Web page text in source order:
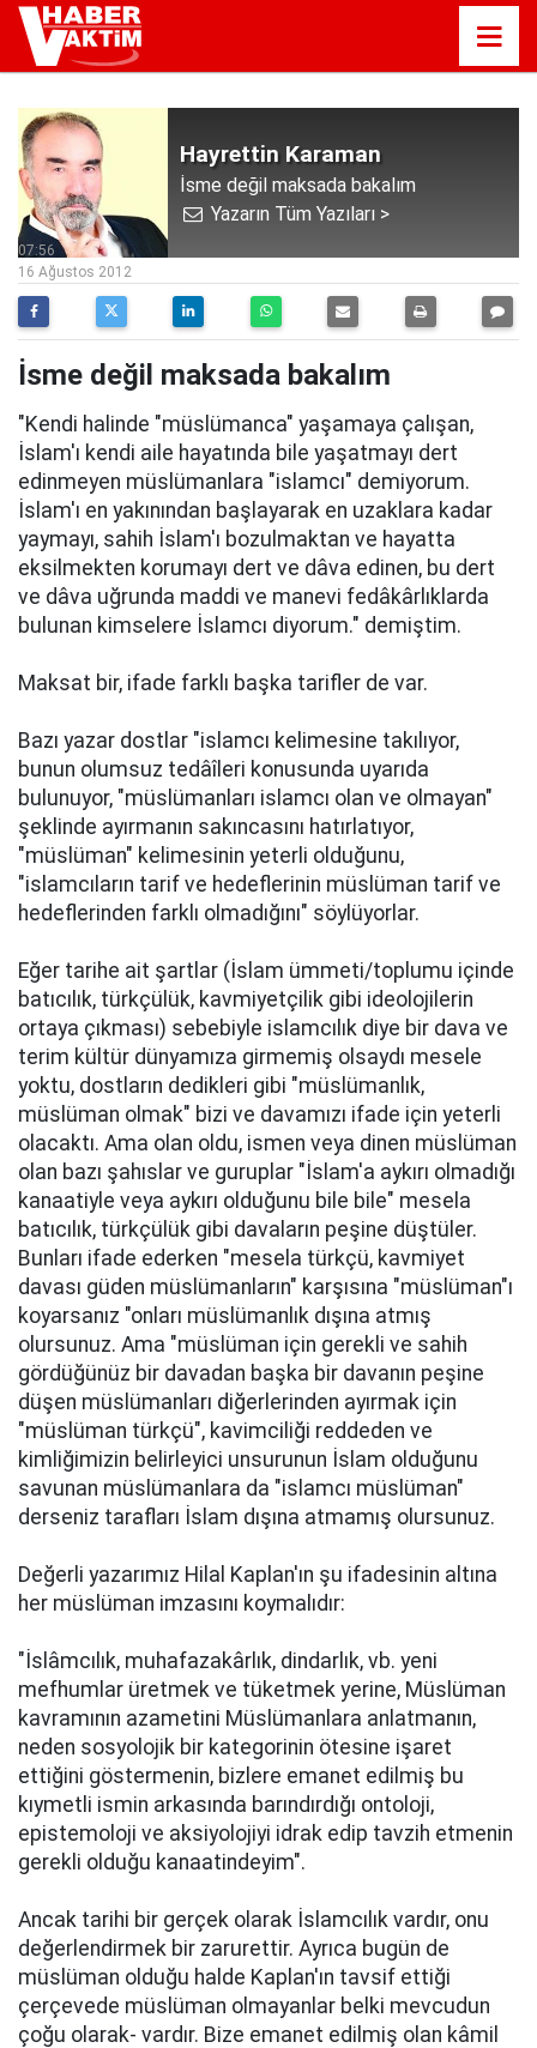
Hayrettin Karaman
İsme değil maksada bakalım
Yazarın Tüm Yazıları >
07:56
16 Ağustos 2012
İsme değil maksada bakalım
"Kendi halinde "müslümanca" yaşamaya çalışan,
İslam'ı kendi aile hayatında bile yaşatmayı dert
edinmeyen müslümanlara "islamcı" demiyorum.
İslam'ı en yakınından başlayarak en uzaklara kadar
yaymayı, sahih İslam'ı bozulmaktan ve hayatta
eksilmekten korumayı dert ve dâva edinen, bu dert
ve dâva uğrunda maddi ve manevi fedâkârlıklarda
bulunan kimselere İslamcı diyorum." demiştim.
Maksat bir, ifade farklı başka tarifler de var.
Bazı yazar dostlar "islamcı kelimesine takılıyor,
bunun olumsuz tedâîleri konusunda uyarıda
bulunuyor, "müslümanları islamcı olan ve olmayan"
şeklinde ayırmanın sakıncasını hatırlatıyor,
"müslüman" kelimesinin yeterli olduğunu,
"islamcıların tarif ve hedeflerinin müslüman tarif ve
hedeflerinden farklı olmadığını" söylüyorlar.
Eğer tarihe ait şartlar (İslam ümmeti/toplumu içinde
batıcılık, türkçülük, kavmiyetçilik gibi ideolojilerin
ortaya çıkması) sebebiyle islamcılık diye bir dava ve
terim kültür dünyamıza girmemiş olsaydı mesele
yoktu, dostların dedikleri gibi "müslümanlık,
müslüman olmak" bizi ve davamızı ifade için yeterli
olacaktı. Ama olan oldu, ismen veya dinen müslüman
olan bazı şahıslar ve guruplar "İslam'a aykırı olmadığı
kanaatiyle veya aykırı olduğunu bile bile" mesela
batıcılık, türkçülük gibi davaların peşine düştüler.
Bunları ifade ederken "mesela türkçü, kavmiyet
davası güden müslümanların" karşısına "müslüman"ı
koyarsanız "onları müslümanlık dışına atmış
olursunuz. Ama "müslüman için gerekli ve sahih
gördüğünüz bir davadan başka bir davanın peşine
düşen müslümanları diğerlerinden ayırmak için
"müslüman türkçü", kavimciliği reddeden ve
kimliğimizin belirleyici unsurunun İslam olduğunu
savunan müslümanlara da "islamcı müslüman"
derseniz tarafları İslam dışına atmamış olursunuz.
Değerli yazarımız Hilal Kaplan'ın şu ifadesinin altına
her müslüman imzasını koymalıdır:
"İslâmcılık, muhafazakârlık, dindarlık, vb. yeni
mefhumlar üretmek ve tüketmek yerine, Müslüman
kavramının azametini Müslümanlara anlatmanın,
neden sosyolojik bir kategorinin ötesine işaret
ettiğini göstermenin, bizlere emanet edilmiş bu
kıymetli ismin arkasında barındırdığı ontoloji,
epistemoloji ve aksiyolojiyi idrak edip tavzih etmenin
gerekli olduğu kanaatindeyim".
Ancak tarihi bir gerçek olarak İslamcılık vardır, onu
değerlendirmek bir zarurettir. Ayrıca bugün de
müslüman olduğu halde Kaplan'ın tavsif ettiği
çerçevede müslüman olmayanlar belki mevcudun
çoğu olarak- vardır. Bize emanet edilmiş olan kâmil